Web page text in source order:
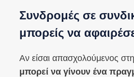
Συνδρομές σε
μπορείς να
Αν είσαι απασχολούμενος
μπορεί να γίνουν ένα